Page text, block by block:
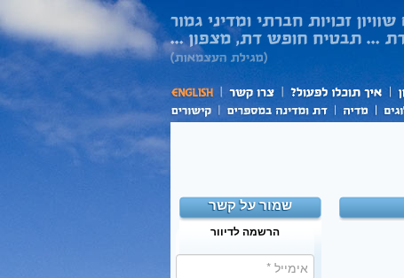
שמור על קשר
הרשמה לדיוור